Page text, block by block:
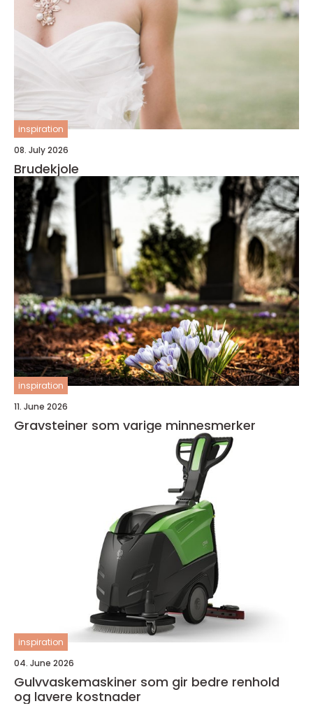
inspiration
08. July 2026
Brudekjole
inspiration
11. June 2026
Gravsteiner som varige minnesmerker
inspiration
04. June 2026
Gulvvaskemaskiner som gir bedre renhold
og lavere kostnader